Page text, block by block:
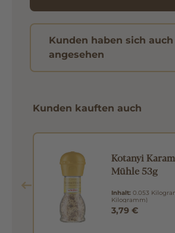
Kunden haben sich auch
angesehen
Kunden kauften auch
Kotanyi
Mühle 53g
Inhalt: 0.053
Kilogramm)
3,79 €